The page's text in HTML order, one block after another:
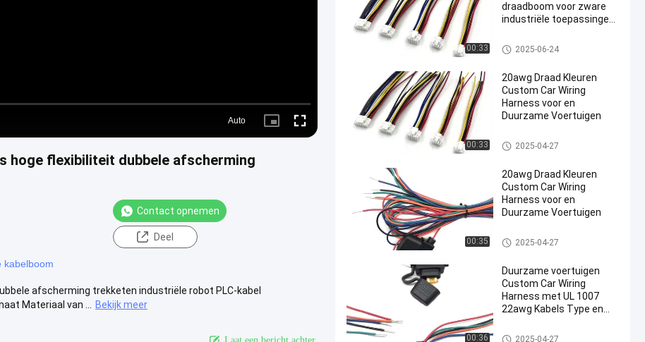
Auto
Picture- Fullscreen
hoge flexibiliteit dubbele afscherming
Contact opnemen
Deel
kabelboom
afscherming trekketen industriële robot PLC-kabel
Materiaal van ...
Bekijk meer
Laat een bericht achter.
00:33
draadboom voor zware
industriële toepassingen
kabelontwerp
Draadboom
2025-06-24
00:33
20awg Draad Kleuren
Custom Car Wiring
Harness voor en
Duurzame Voertuigen
Draadboom
2025-04-27
00:35
20awg Draad Kleuren
Custom Car Wiring
Harness voor en
Duurzame Voertuigen
Draadboom
2025-04-27
00:36
Duurzame voertuigen
Custom Car Wiring
Harness met UL 1007
22awg Kabels Type en
Draadboom
2025-04-27